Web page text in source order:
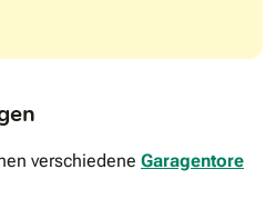
verschiedene Garagentore